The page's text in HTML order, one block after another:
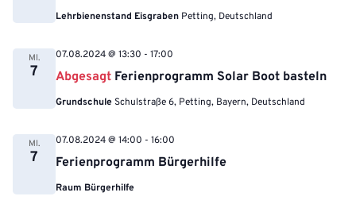
Lehrbienenstand Eisgraben Petting, Deutschland
MI.
7 Abgesagt Ferienprogramm Solar Boot basteln
07.08.2024 @ 13:30 - 17:00
Grundschule Schulstraße 6, Petting, Bayern, Deutschland
MI.
7 Ferienprogramm Bürgerhilfe
07.08.2024 @ 14:00 - 16:00
Raum Bürgerhilfe